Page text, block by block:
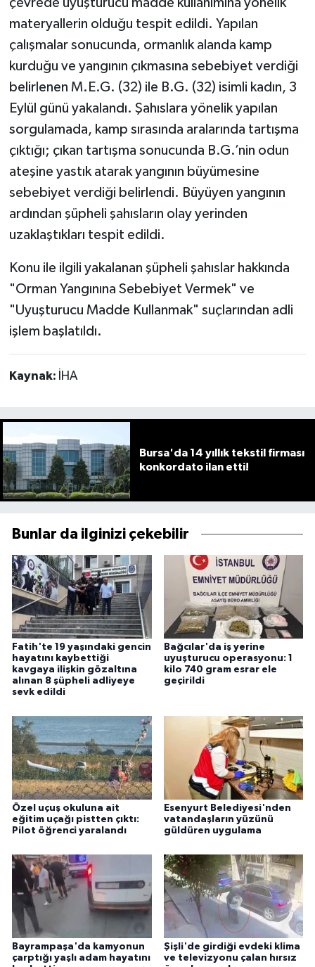
çevrede uyuşturucu madde kullanımına yönelik
materyallerin olduğu tespit edildi. Yapılan
çalışmalar sonucunda, ormanlık alanda kamp
kurduğu ve yangının çıkmasına sebebiyet verdiği
belirlenen M.E.G. (32) ile B.G. (32) isimli kadın, 3
Eylül günü yakalandı. Şahıslara yönelik yapılan
sorgulamada, kamp sırasında aralarında tartışma
çıktığı; çıkan tartışma sonucunda B.G.’nin odun
ateşine yastık atarak yangının büyümesine
sebebiyet verdiği belirlendi. Büyüyen yangının
ardından şüpheli şahısların olay yerinden
uzaklaştıkları tespit edildi.
Konu ile ilgili yakalanan şüpheli şahıslar hakkında
"Orman Yangınına Sebebiyet Vermek" ve
"Uyuşturucu Madde Kullanmak" suçlarından adli
işlem başlatıldı.
Kaynak: İHA
Bursa'da 14 yıllık tekstil firması
konkordato ilan etti!
Bunlar da ilginizi çekebilir
Fatih'te 19 yaşındaki gencin
hayatını kaybettiği
kavgaya ilişkin gözaltına
alınan 8 şüpheli adliyeye
sevk edildi
Bağcılar'da iş yerine
uyuşturucu operasyonu: 1
kilo 740 gram esrar ele
geçirildi
Özel uçuş okuluna ait
eğitim uçağı pistten çıktı:
Pilot öğrenci yaralandı
Esenyurt Belediyesi'nden
vatandaşların yüzünü
güldüren uygulama
Bayrampaşa'da kamyonun
çarptığı yaşlı adam hayatını
Şişli'de girdiği evdeki klima
ve televizyonu çalan hırsız